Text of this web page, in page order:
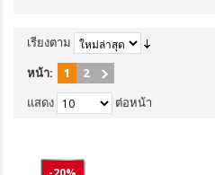
เรียงตาม
หน้า:
1
2
แสดง
ต่อหน้า